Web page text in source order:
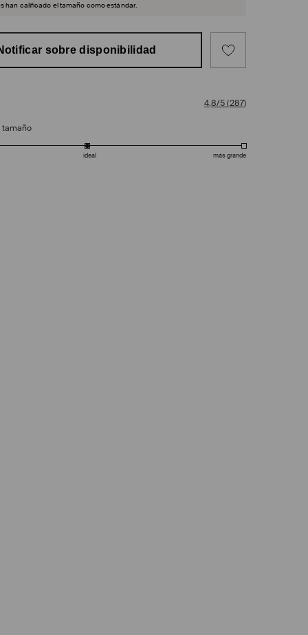
han calificado el tamaño como estándar.
sobre disponibilidad
4,8/5(287)
ideal más grande